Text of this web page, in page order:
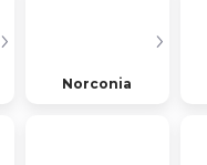
Norconia